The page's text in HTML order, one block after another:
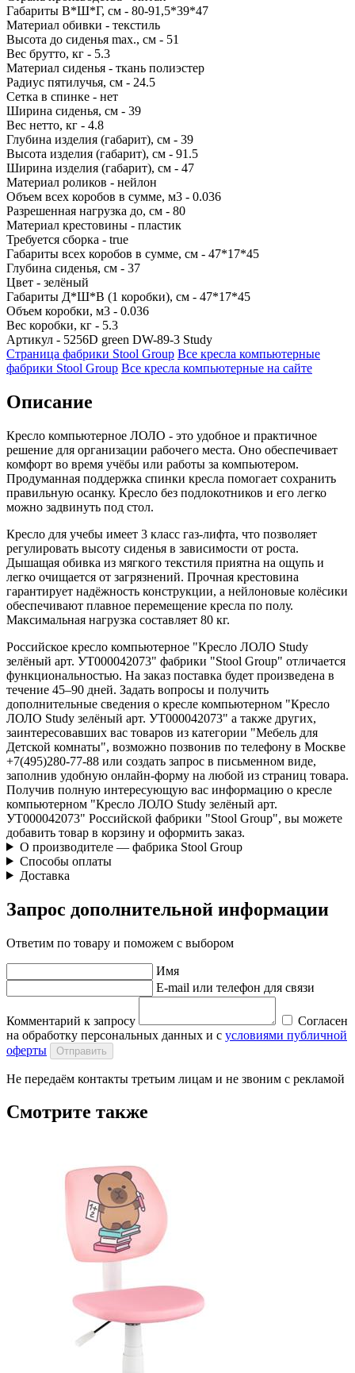
Габариты В*Ш*Г, см - 80-91,5*39*47
Материал обивки - текстиль
Высота до сиденья max., см - 51
Вес брутто, кг - 5.3
Материал сиденья - ткань полиэстер
Радиус пятилучья, см - 24.5
Сетка в спинке - нет
Ширина сиденья, см - 39
Вес нетто, кг - 4.8
Глубина изделия (габарит), см - 39
Высота изделия (габарит), см - 91.5
Ширина изделия (габарит), см - 47
Материал роликов - нейлон
Объем всех коробов в сумме, м3 - 0.036
Разрешенная нагрузка до, см - 80
Материал крестовины - пластик
Требуется сборка - true
Габариты всех коробов в сумме, см - 47*17*45
Глубина сиденья, см - 37
Цвет - зелёный
Габариты Д*Ш*В (1 коробки), см - 47*17*45
Объем коробки, м3 - 0.036
Вес коробки, кг - 5.3
Артикул - 5256D green DW-89-3 Study
Страница фабрики Stool Group Все кресла компьютерные
фабрики Stool Group Все кресла компьютерные на сайте
Описание
Кресло компьютерное ЛОЛО - это удобное и практичное
решение для организации рабочего места. Оно обеспечивает
комфорт во время учёбы или работы за компьютером.
Продуманная поддержка спинки кресла помогает сохранить
правильную осанку. Кресло без подлокотников и его легко
можно задвинуть под стол.
Кресло для учебы имеет 3 класс газ-лифта, что позволяет
регулировать высоту сиденья в зависимости от роста.
Дышащая обивка из мягкого текстиля приятна на ощупь и
легко очищается от загрязнений. Прочная крестовина
гарантирует надёжность конструкции, а нейлоновые колёсики
обеспечивают плавное перемещение кресла по полу.
Максимальная нагрузка составляет 80 кг.
Российское кресло компьютерное "Кресло ЛОЛО Study
зелёный арт. УТ000042073" фабрики "Stool Group" отличается
функциональностью. На заказ поставка будет произведена в
течение 45–90 дней. Задать вопросы и получить
дополнительные сведения о кресле компьютерном "Кресло
ЛОЛО Study зелёный арт. УТ000042073" а также других,
заинтересовавших вас товаров из категории "Мебель для
Детской комнаты", возможно позвонив по телефону в Москве
+7(495)280-77-88 или создать запрос в письменном виде,
заполнив удобную онлайн-форму на любой из страниц товара.
Получив полную интересующую вас информацию о кресле
компьютерном "Кресло ЛОЛО Study зелёный арт.
УТ000042073" Российской фабрики "Stool Group", вы можете
добавить товар в корзину и оформить заказ.
О производителе — фабрика Stool Group
Способы оплаты
Доставка
Запрос дополнительной информации
Ответим по товару и поможем с выбором
Имя
E-mail или телефон для связи
Комментарий к запросу
Согласен
на обработку персональных данных и с условиями публичной
оферты
Отправить
Не передаём контакты третьим лицам и не звоним с рекламой
Смотрите также